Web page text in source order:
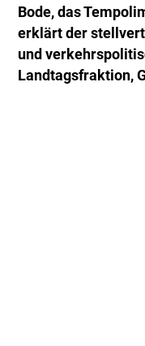
Bode, das
erklärt der
und
Landtagsfraktion,